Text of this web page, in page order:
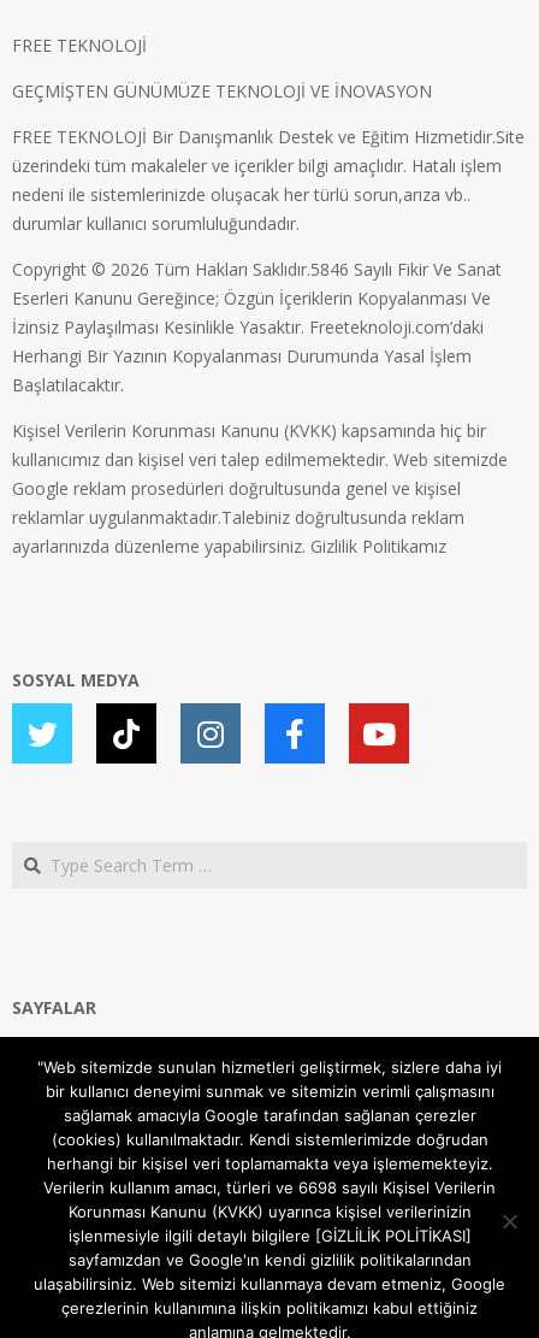
FREE TEKNOLOJİ
GEÇMİŞTEN GÜNÜMÜZE TEKNOLOJİ VE İNOVASYON
FREE TEKNOLOJİ Bir Danışmanlık Destek ve Eğitim Hizmetidir.Site
üzerindeki tüm makaleler ve içerikler bilgi amaçlıdır. Hatalı işlem
nedeni ile sistemlerinizde oluşacak her türlü sorun,arıza vb..
durumlar kullanıcı sorumluluğundadır.
Copyright © 2026 Tüm Hakları Saklıdır.5846 Sayılı Fikir Ve Sanat
Eserleri Kanunu Gereğince; Özgün İçeriklerin Kopyalanması Ve
İzinsiz Paylaşılması Kesinlikle Yasaktır. Freeteknoloji.com’daki
Herhangi Bir Yazının Kopyalanması Durumunda Yasal İşlem
Başlatılacaktır.
Kişisel Verilerin Korunması Kanunu (KVKK) kapsamında hiç bir
kullanıcımız dan kişisel veri talep edilmemektedir. Web sitemizde
Google reklam prosedürleri doğrultusunda genel ve kişisel
reklamlar uygulanmaktadır.Talebiniz doğrultusunda reklam
ayarlarınızda düzenleme yapabilirsiniz. Gizlilik Politikamız
SOSYAL MEDYA
Search
SAYFALAR
Gizlilik ve Çerezler (Cookies) Politikası
Hakkımızda
İletişim Kanalları
MODEM KURULUM
TEKNİK DESTEK
TELEVİZYON SİSTEMLERİ
"Web sitemizde sunulan hizmetleri geliştirmek, sizlere daha iyi
bir kullanıcı deneyimi sunmak ve sitemizin verimli çalışmasını
sağlamak amacıyla Google tarafından sağlanan çerezler
(cookies) kullanılmaktadır. Kendi sistemlerimizde doğrudan
herhangi bir kişisel veri toplamamakta veya işlememekteyiz.
Verilerin kullanım amacı, türleri ve 6698 sayılı Kişisel Verilerin
Korunması Kanunu (KVKK) uyarınca kişisel verilerinizin
işlenmesiyle ilgili detaylı bilgilere [GİZLİLİK POLİTİKASI]
sayfamızdan ve Google'ın kendi gizlilik politikalarından
ulaşabilirsiniz. Web sitemizi kullanmaya devam etmeniz, Google
çerezlerinin kullanımına ilişkin politikamızı kabul ettiğiniz
anlamına gelmektedir.